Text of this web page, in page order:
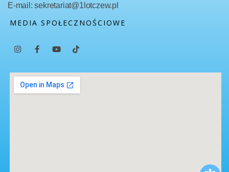
E-mail: sekretariat@1lotczew.pl
MEDIA SPOŁECZNOŚCIOWE